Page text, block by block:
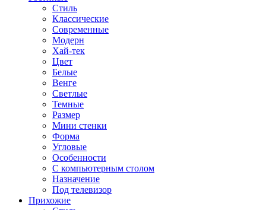
Стиль
Классические
Современные
Модерн
Хай-тек
Цвет
Белые
Венге
Светлые
Темные
Размер
Мини стенки
Форма
Угловые
Особенности
С компьютерным столом
Назначение
Под телевизор
Прихожие